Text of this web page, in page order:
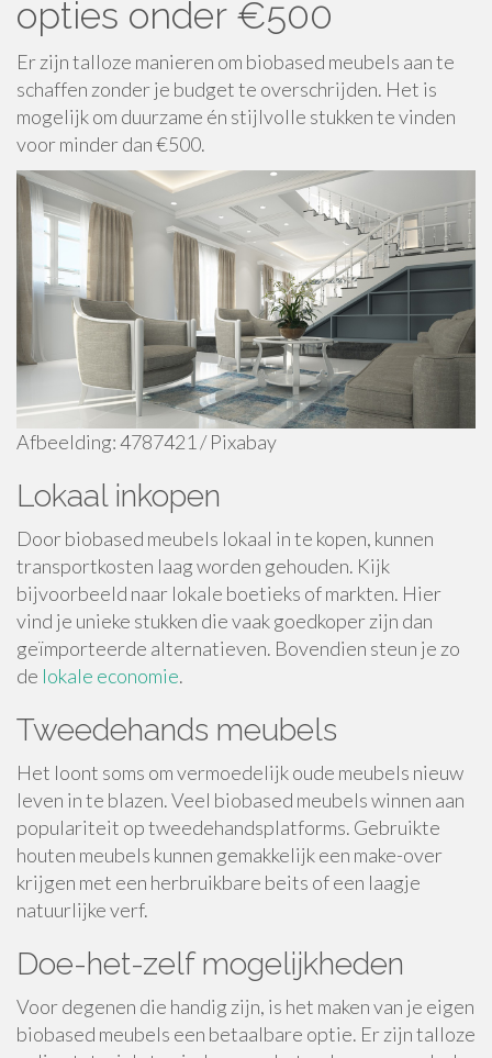
opties onder €500
Er zijn talloze manieren om biobased meubels aan te
schaffen zonder je budget te overschrijden. Het is
mogelijk om duurzame én stijlvolle stukken te vinden
voor minder dan €500.
Afbeelding: 4787421 / Pixabay
Lokaal inkopen
Door biobased meubels lokaal in te kopen, kunnen
transportkosten laag worden gehouden. Kijk
bijvoorbeeld naar lokale boetieks of markten. Hier
vind je unieke stukken die vaak goedkoper zijn dan
geïmporteerde alternatieven. Bovendien steun je zo
de lokale economie.
Tweedehands meubels
Het loont soms om vermoedelijk oude meubels nieuw
leven in te blazen. Veel biobased meubels winnen aan
populariteit op tweedehandsplatforms. Gebruikte
houten meubels kunnen gemakkelijk een make-over
krijgen met een herbruikbare beits of een laagje
natuurlijke verf.
Doe-het-zelf mogelijkheden
Voor degenen die handig zijn, is het maken van je eigen
biobased meubels een betaalbare optie. Er zijn talloze